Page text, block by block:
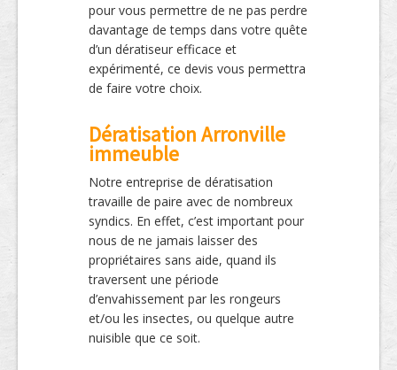
pour vous permettre de ne pas perdre
davantage de temps dans votre quête
d’un dératiseur efficace et
expérimenté, ce devis vous permettra
de faire votre choix.
Dératisation Arronville
immeuble
Notre entreprise de dératisation
travaille de paire avec de nombreux
syndics. En effet, c’est important pour
nous de ne jamais laisser des
propriétaires sans aide, quand ils
traversent une période
d’envahissement par les rongeurs
et/ou les insectes, ou quelque autre
nuisible que ce soit.